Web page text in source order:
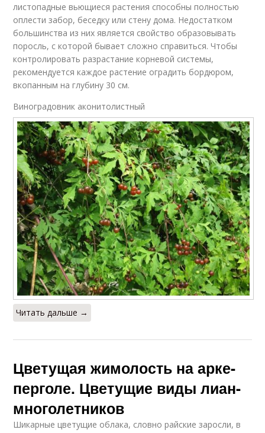
листопадные вьющиеся растения способны полностью
оплести забор, беседку или стену дома. Недостатком
большинства из них является свойство образовывать
поросль, с которой бывает сложно справиться. Чтобы
контролировать разрастание корневой системы,
рекомендуется каждое растение оградить бордюром,
вкопанным на глубину 30 см.
Виноградовник аконитолистный
Читать дальше →
Цветущая жимолость на арке-
перголе. Цветущие виды лиан-
многолетников
Шикарные цветущие облака, словно райские заросли, в